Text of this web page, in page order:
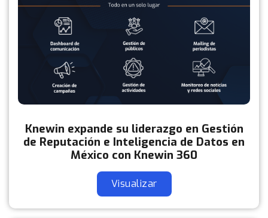
Knewin expande su liderazgo en Gestión
de Reputación e Inteligencia de Datos en
México con Knewin 360
Visualizar